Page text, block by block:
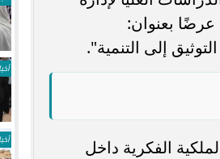
عرضًا بعنوان:
إلى التنمية".
الفكرية داخل